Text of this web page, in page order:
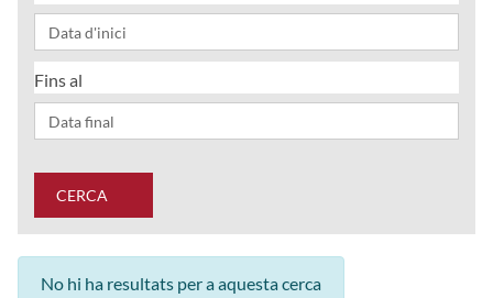
Fins al
CERCA
No hi ha resultats per a aquesta cerca